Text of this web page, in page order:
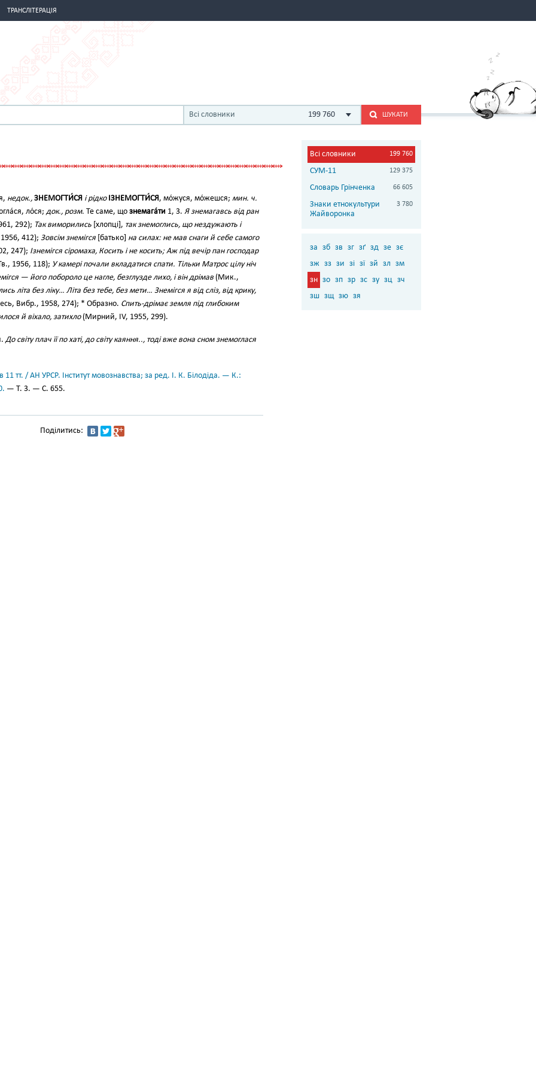
ТРАНСЛІТЕРАЦІЯ
Всі словники 199 760 ШУКАТИ
недок., ЗНЕМОГТИ́СЯ і рідко ІЗНЕМОГТИ́СЯ, мо́жуся, мо́жешся; мин. ч.
ло́ся; док., розм. Те саме, що знемага́ти 1, 3. Я знемагавсь від ран
292); Так виморились [хлопці], так знемоглись, що нездужають і
412); Зовсім знемігся [батько] на силах: не мав снаги й себе самого
247); Ізнемігся сіромаха, Косить і не косить; Аж під вечір пан господар
1956, 118); У камері почали вкладатися спати. Тільки Матрос цілу ніч
— його побороло це нагле, безглузде лихо, і він дрімав (Мик.,
літа без ліку… Літа без тебе, без мети… Знемігся я від сліз, від крику,
Вибр., 1958, 274); * Образно. Спить-дрімає земля під глибоким
й віхало, затихло(Мирний, IV, 1955, 299).
До світу плач її по хаті, до світу каяння.., тоді вже вона сном знемоглася
11 тт. / АН УРСР. Інститут мовознавства; за ред. І. К. Білодіда. — К.:
— Т. 3. — С. 655.
Поділитись:
Всі словники 199 760
СУМ-11 129 375
Словарь Грінченка 66 605
Знаки етнокультури
Жайворонка
3 780
за зб зв зг зґ зд зе зє
зж зз зи зі зї зй зл зм
зн зо зп зр зс зу зц зч
зш зщ зю зя